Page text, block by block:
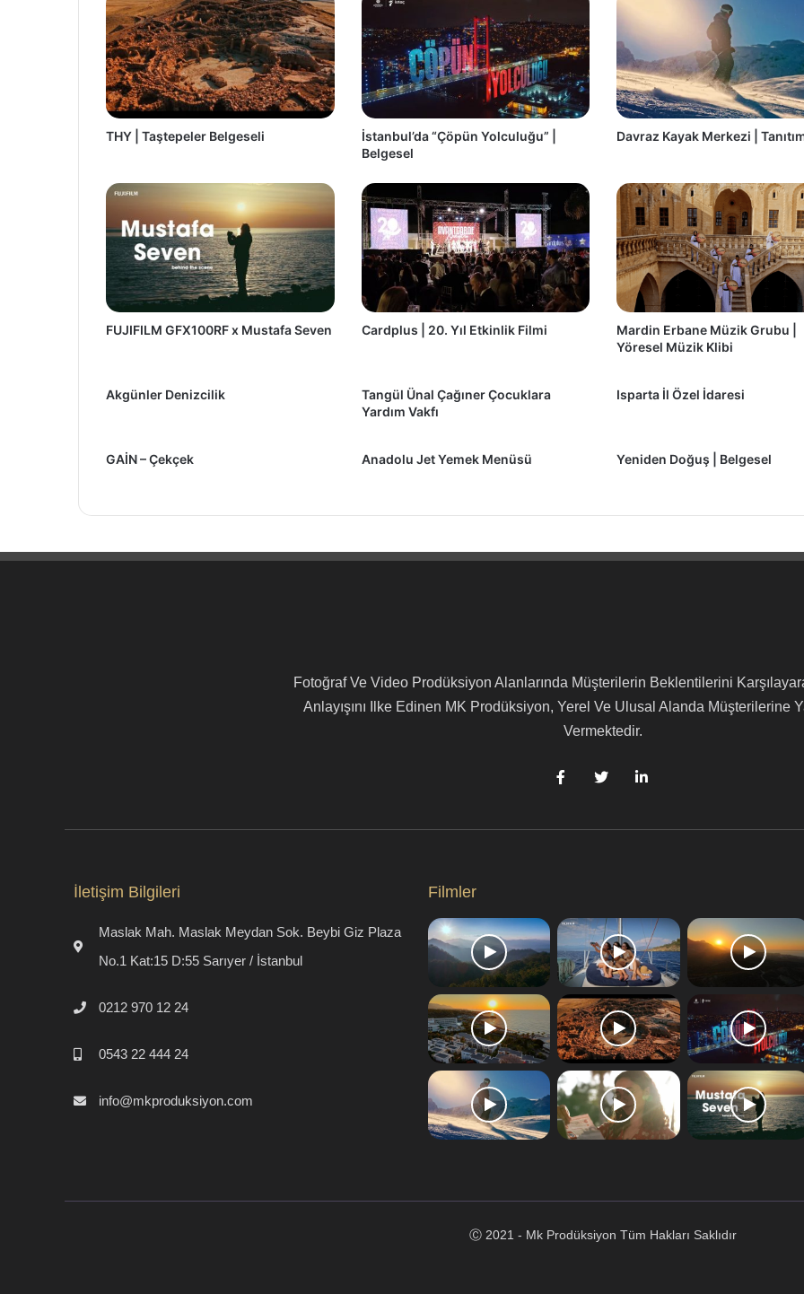
THY | Taştepeler Belgeseli
İstanbul’da “Çöpün Yolculuğu” |
Belgesel
Davraz Kayak Merkezi |
FUJIFILM GFX100RF x Mustafa Seven Cardplus | 20. Yıl Etkinlik Filmi
Mardin Erbane Müzik Grubu |
Yöresel Müzik Klibi
Akgünler Denizcilik
Tangül Ünal Çağıner Çocuklara
Yardım Vakfı
Isparta İl Özel İdaresi
GAİN – Çekçek Anadolu Jet Yemek Menüsü Yeniden Doğuş | Belgesel
Fotoğraf Ve Video Prodüksiyon Alanlarında Müşterilerin Beklentilerini
Anlayışını Ilke Edinen MK Prodüksiyon, Yerel Ve Ulusal Alanda Müşterilerine
Vermektedir.
İletişim Bilgileri
Maslak Mah. Maslak Meydan Sok. Beybi Giz Plaza
No.1 Kat:15 D:55 Sarıyer / İstanbul
0212 970 12 24
0543 22 444 24
info@mkproduksiyon.com
Filmler
Ⓒ 2021 - Mk Prodüksiyon Tüm Hakları Saklıdır